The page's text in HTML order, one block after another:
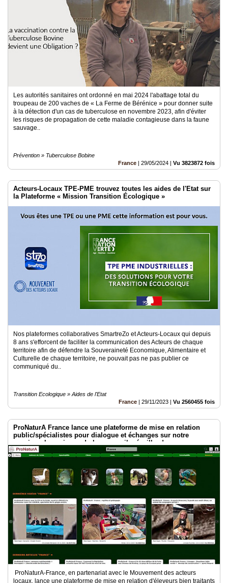
Les autorités sanitaires ont ordonné en mai 2024 l'abattage total du
troupeau de 200 vaches de « La Ferme de Bérénice » pour donner suite
à la détection d'un cas de tuberculose en novembre 2023, afin d'éviter
les risques de propagation de cette maladie contagieuse dans la faune
sauvage..
Prévention » Tuberculose Bobine
France | 29/05/2024 | Vu 3823872 fois
Acteurs-Locaux TPE-PME trouvez toutes les aides de l'Etat sur
la Plateforme « Mission Transition Écologique »
Nos plateformes collaboratives SmartreZo et Acteurs-Locaux qui depuis
8 ans s'efforcent de faciliter la communication des Acteurs de chaque
territoire afin de défendre la Souveraineté Economique, Alimentaire et
Culturelle de chaque territoire, ne pouvait pas ne pas publier ce
communiqué du..
Transition Ecologique » Aides de l'Etat
France | 29/11/2023 | Vu 2560455 fois
ProNaturA France lance une plateforme de mise en relation
public/spécialistes pour dialogue et échanges sur notre
passion : les animaux ! plumes, poils, écailles !
ProNaturA-France, en partenariat avec le Mouvement des acteurs
locaux, lance une plateforme de mise en relation d'éleveurs bien traitants